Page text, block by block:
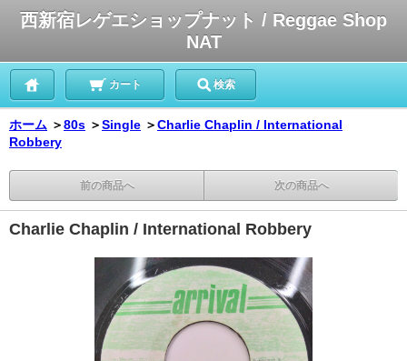
西新宿レゲエショップナット / Reggae Shop
NAT
カート 検索
ホーム ＞80s ＞Single ＞Charlie Chaplin / International
Robbery
前の商品へ 次の商品へ
Charlie Chaplin / International Robbery